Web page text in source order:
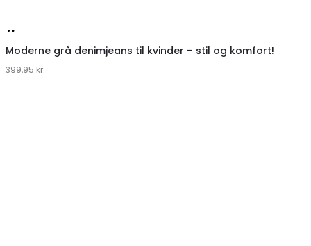
hos
Klædeskabet.dk
Moderne grå denimjeans til kvinder – stil og komfort!
399,95 kr.